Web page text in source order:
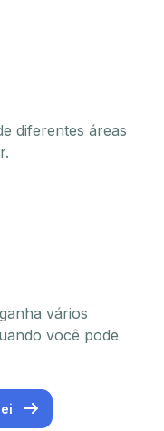
diferentes áreas
vários
você pode